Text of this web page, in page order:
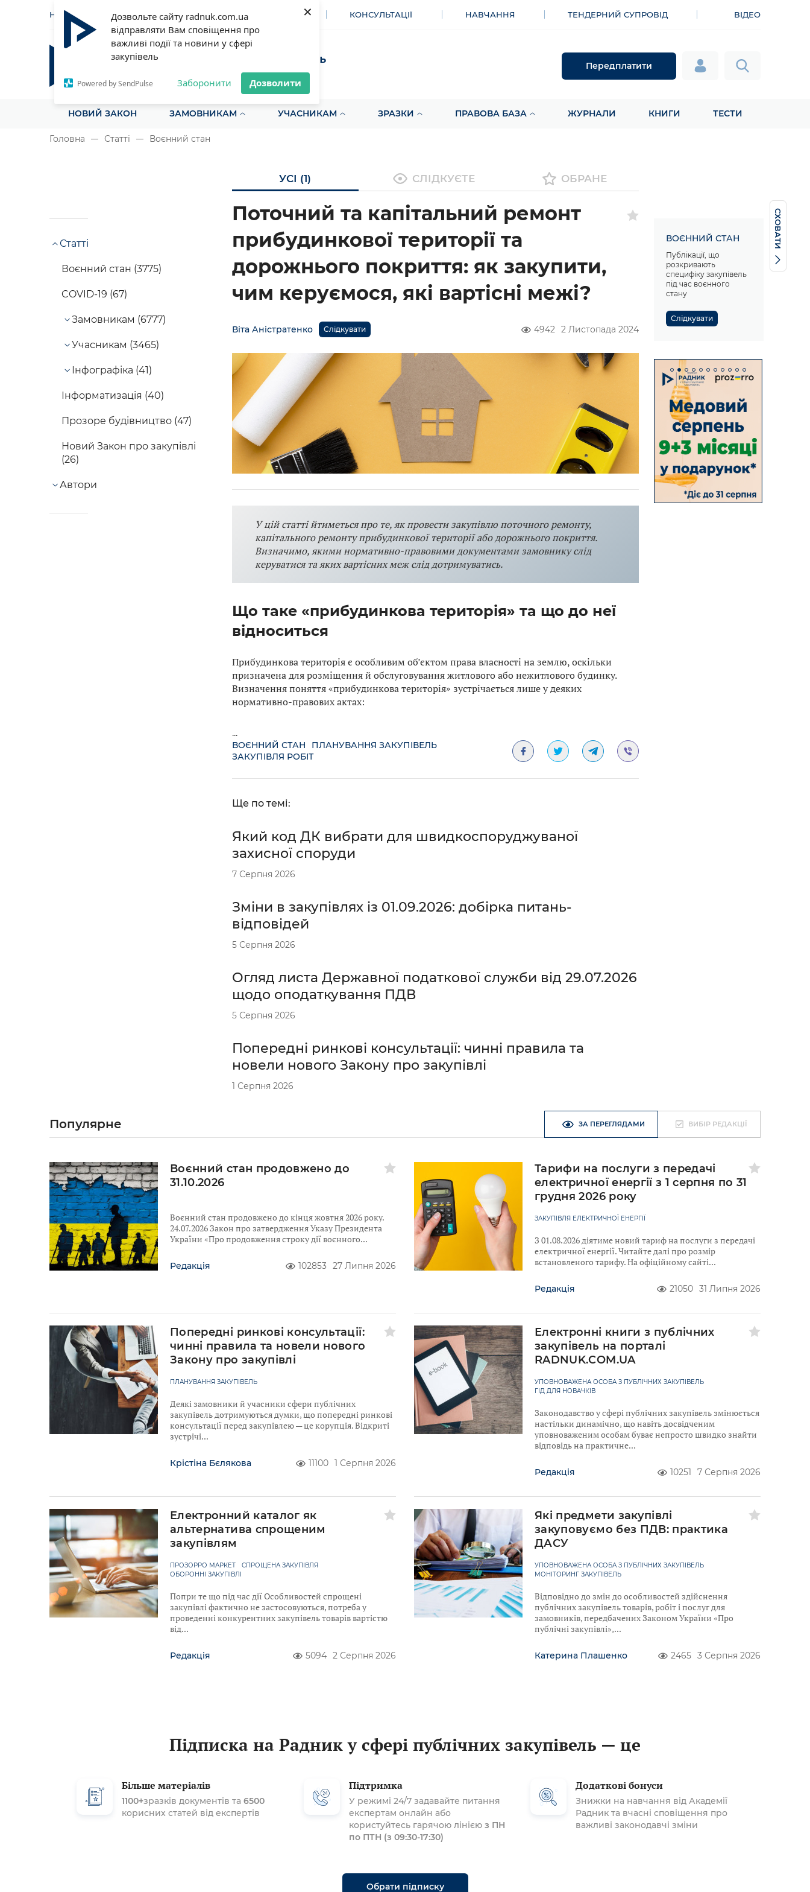
Дозвольте сайту radnuk.com.ua
відправляти Вам сповіщення про
важливі події та новини у сфері
закупівель
Powered by SendPulse Заборонити Дозволити
×
НОВИНИ СТАТТІ ІНСТРУМЕНТИ КОНСУЛЬТАЦІЇ НАВЧАННЯ ТЕНДЕРНИЙ СУПРОВІД ВІДЕО
Радник у сфері публічних закупівель
Все для закупівель на одному порталі
Передплатити
НОВИЙ ЗАКОН ЗАМОВНИКАМ УЧАСНИКАМ ЗРАЗКИ ПРАВОВА БАЗА ЖУРНАЛИ КНИГИ ТЕСТИ
Головна Статті Воєнний стан
УСІ (1) СЛІДКУЄТЕ ОБРАНЕ
Статті
Воєнний стан (3775)
COVID-19 (67)
Замовникам (6777)
Учасникам (3465)
Інфографіка (41)
Інформатизація (40)
Прозоре будівництво (47)
Новий Закон про закупівлі
(26)
Автори
Поточний та капітальний ремонт
прибудинкової території та
дорожнього покриття: як закупити,
чим керуємося, які вартісні межі?
Віта Аністратенко Слідкувати 4942 2 Листопада 2024
У цій статті йтиметься про те, як провести закупівлю поточного ремонту,
капітального ремонту прибудинкової території або дорожнього покриття.
Визначимо, якими нормативно-правовими документами замовнику слід
керуватися та яких вартісних меж слід дотримуватись.
Що таке «прибудинкова територія» та що до неї
відноситься
Прибудинкова територія є особливим об’єктом права власності на землю, оскільки
призначена для розміщення й обслуговування житлового або нежитлового будинку.
Визначення поняття «прибудинкова територія» зустрічається лише у деяких
нормативно-правових актах:
...
ВОЄННИЙ СТАН
ПЛАНУВАННЯ ЗАКУПІВЕЛЬ
ЗАКУПІВЛЯ РОБІТ
Ще по темі:
Який код ДК вибрати для швидкоспоруджуваної
захисної споруди
7 Серпня 2026
Зміни в закупівлях із 01.09.2026: добірка питань-
відповідей
5 Серпня 2026
Огляд листа Державної податкової служби від 29.07.2026
щодо оподаткування ПДВ
5 Серпня 2026
Попередні ринкові консультації: чинні правила та
новели нового Закону про закупівлі
1 Серпня 2026
ВОЄННИЙ СТАН
Публікації, що
розкривають
специфіку закупівель
під час воєнного
стану
Слідкувати
СХОВАТИ
Популярне ЗА ПЕРЕГЛЯДАМИ ВИБІР РЕДАКЦІЇ
Воєнний стан продовжено до
31.10.2026
Воєнний стан продовжено до кінця жовтня 2026 року.
24.07.2026 Закон про затвердження Указу Президента
України «Про продовження строку дії воєнного
Редакція 102853 27 Липня 2026
Тарифи на послуги з передачі
електричної енергії з 1 серпня по 31
грудня 2026 року
ЗАКУПІВЛЯ ЕЛЕКТРИЧНОЇ ЕНЕРГІЇ
З 01.08.2026 діятиме новий тариф на послуги з передачі
електричної енергії. Читайте далі про розмір
встановленого тарифу. На офіційному сайті
Редакція 21050 31 Липня 2026
Попередні ринкові консультації:
чинні правила та новели нового
Закону про закупівлі
ПЛАНУВАННЯ ЗАКУПІВЕЛЬ
Деякі замовники й учасники сфери публічних
закупівель дотримуються думки, що попередні ринкові
консультації перед закупівлею — це корупція. Відкриті
зустрічі
Крістіна Бєлякова 11100 1 Серпня 2026
Електронні книги з публічних
закупівель на порталі
RADNUK.COM.UA
УПОВНОВАЖЕНА ОСОБА З ПУБЛІЧНИХ ЗАКУПІВЕЛЬ
ГІД ДЛЯ НОВАЧКІВ
Законодавство у сфері публічних закупівель змінюється
настільки динамічно, що навіть досвідченим
уповноваженим особам буває непросто швидко знайти
відповідь на практичне
Редакція 10251 7 Серпня 2026
Електронний каталог як
альтернатива спрощеним
закупівлям
ПРОЗОРРО МАРКЕТ
СПРОЩЕНА ЗАКУПІВЛЯ
ОБОРОННІ ЗАКУПІВЛІ
Попри те що під час дії Особливостей спрощені
закупівлі фактично не застосовуються, потреба у
проведенні конкурентних закупівель товарів вартістю
від
Редакція 5094 2 Серпня 2026
Які предмети закупівлі
закуповуємо без ПДВ: практика
ДАСУ
УПОВНОВАЖЕНА ОСОБА З ПУБЛІЧНИХ ЗАКУПІВЕЛЬ
МОНІТОРИНГ ЗАКУПІВЕЛЬ
Відповідно до змін до особливостей здійснення
публічних закупівель товарів, робіт і послуг для
замовників, передбачених Законом України «Про
публічні закупівлі»,
Катерина Плашенко 2465 3 Серпня 2026
Підписка на Радник у сфері публічних закупівель — це
Більше матеріалів
1100+зразків документів та 6500
корисних статей від експертів
Підтримка
У режимі 24/7 задавайте питання
експертам онлайн або
користуйтесь гарячою лінією з ПН
по ПТН (з 09:30-17:30)
Додаткові бонуси
Знижки на навчання від Академії
Радник та вчасні сповіщення про
важливі законодавчі зміни
Обрати підписку